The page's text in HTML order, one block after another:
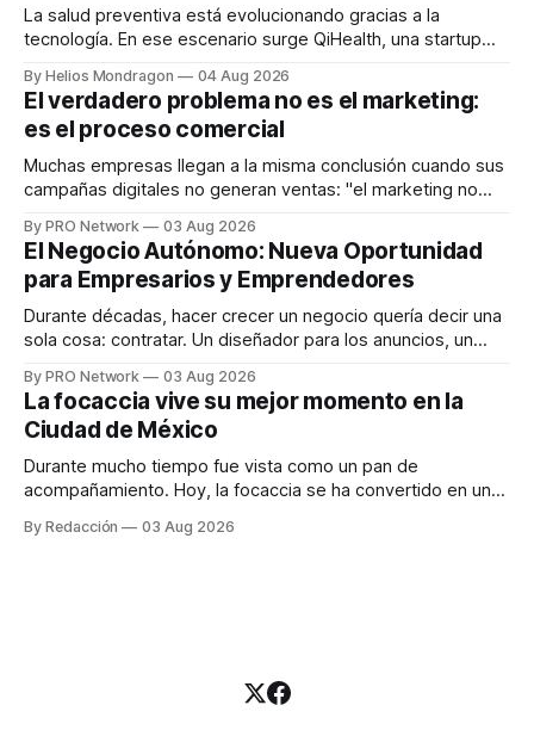
La salud preventiva está evolucionando gracias a la
tecnología. En ese escenario surge QiHealth, una startup
dispositivos inteligentes, inteligencia artificial y monitoreo
en tiempo real para ayudar a las personas a tomar mejores
decisiones sobre su salud metabólica. Su propuesta busca
responder
By Helios Mondragon 04 Aug 2026
El verdadero problema no es el marketing:
es el proceso comercial
Muchas empresas llegan a la misma conclusión cuando sus
campañas digitales no generan ventas: "el marketing no
INTERIUS, el problema suele estar en otro lugar. Durante
una entrevista para el podcast SER PRO, el especialista en
marketing digital explicó que
By PRO Network 03 Aug 2026
El Negocio Autónomo: Nueva Oportunidad
para Empresarios y Emprendedores
Durante décadas, hacer crecer un negocio quería decir una
sola cosa: contratar. Un diseñador para los anuncios, un
para los textos, alguien que supiera de publicidad digital
para encontrar prospectos, un vendedor para atender
llamadas y mensajes, y —con suerte— una persona
By PRO Network 03 Aug 2026
La focaccia vive su mejor momento en la
Ciudad de México
Durante mucho tiempo fue vista como un pan de
acompañamiento. Hoy, la focaccia se ha convertido en uno
artesanal, ingredientes de calidad y experiencias que
By Redacción 03 Aug 2026